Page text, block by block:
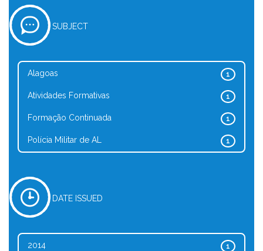
SUBJECT
1
Alagoas
1
Atividades Formativas
1
Formação Continuada
1
Polícia Militar de AL
DATE ISSUED
1
2014